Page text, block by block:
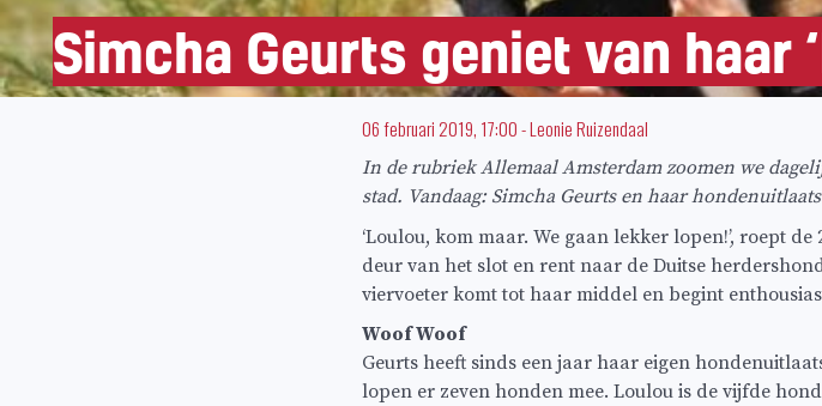
Simcha Geurts geniet van haar
06 februari 2019, 17:00-Leonie Ruizendaal
In de rubriek Allemaal Amsterdam zoomen we
stad. Vandaag: Simcha Geurts en haar
‘Loulou, kom maar. We gaan lekker lopen!’, roept
deur van het slot en rent naar de Duitse
viervoeter komt tot haar middel en begint
Woof Woof
Geurts heeft sinds een jaar haar eigen
lopen er zeven honden mee. Loulou is de vijfde